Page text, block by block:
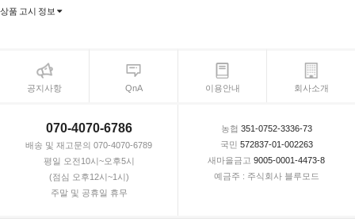
상품 고시 정보
공지사항 QnA 이용안내 회사소개
070-4070-6786
배송 및 재고문의 070-4070-6789
평일 오전10시~오후5시
(점심 오후12시~1시)
주말 및 공휴일 휴무
농협 351-0752-3336-73
국민 572837-01-002263
새마을금고 9005-0001-4473-8
예금주 : 주식회사 블루모드